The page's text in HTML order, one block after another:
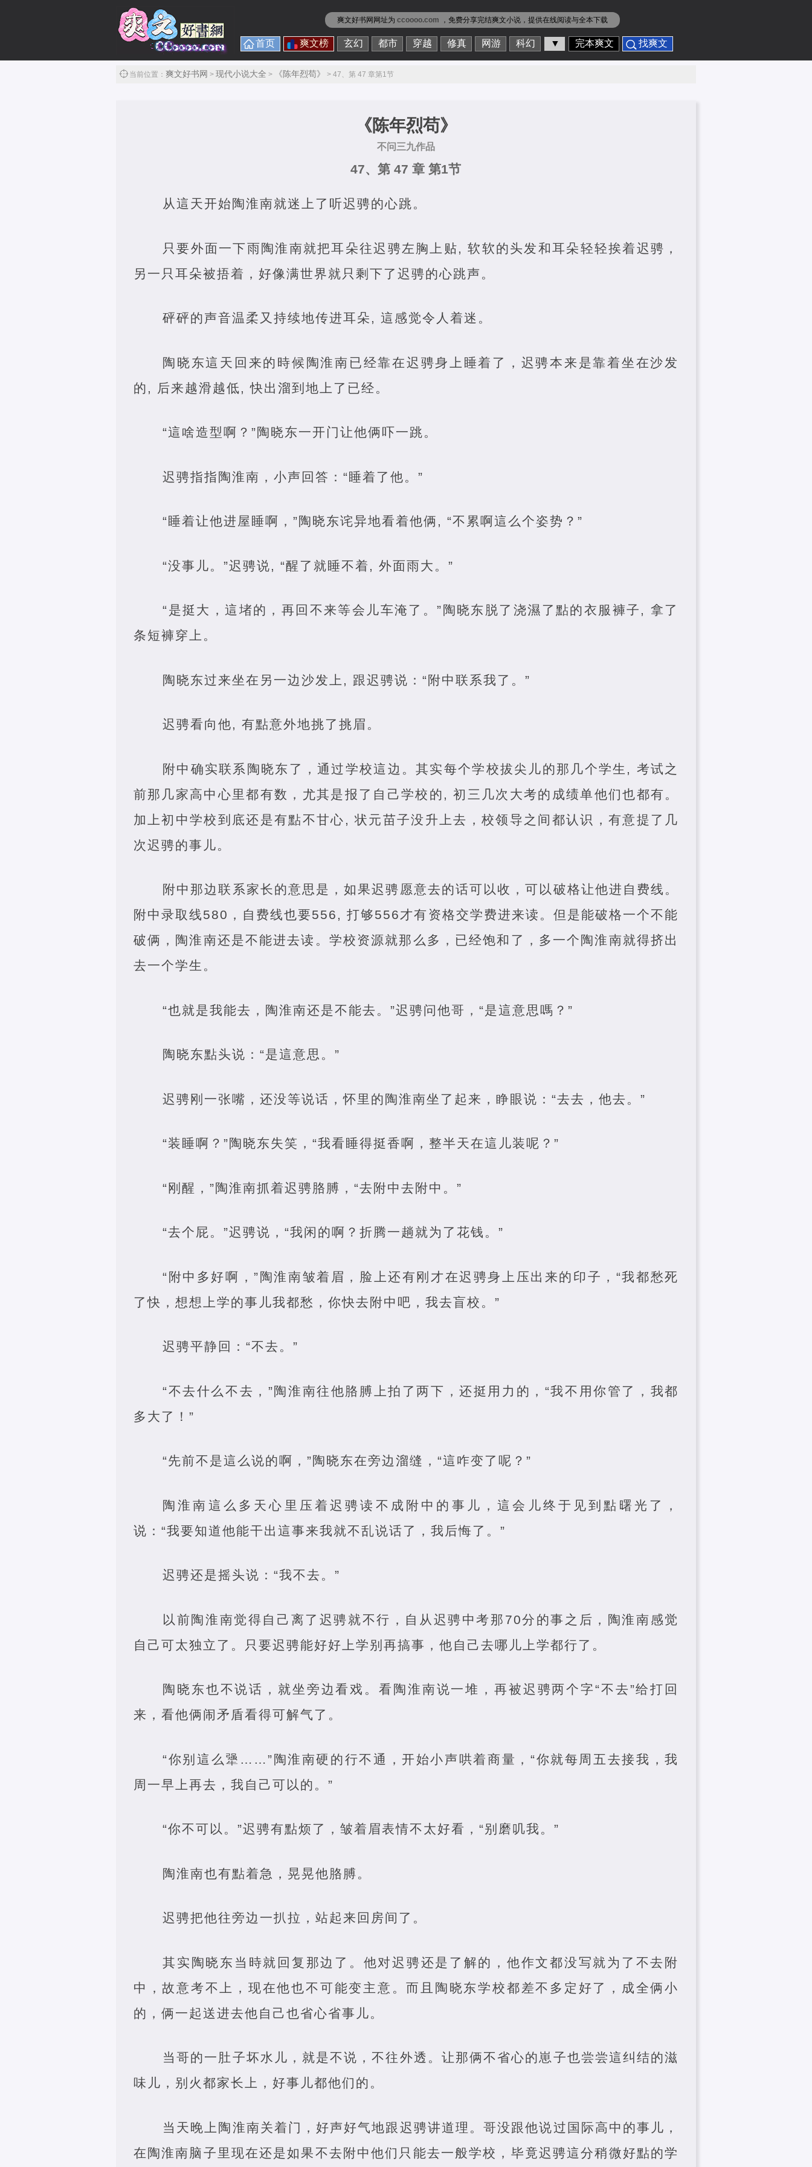
爽文好书网网址为 ccoooo.com ，免费分享完结爽文小说 ，提供在线阅读与全本下载
首页 爽文榜 玄幻 都市 穿越 修真 网游 科幻 ▼ 完本爽文 找爽文
当前位置： 爽文好书网 > 现代小说大全 > 《陈年烈苟》 > 47、第 47 章第1节
《陈年烈苟》
不问三九作品
47、第 47 章 第1节
从這天开始陶淮南就迷上了听迟骋的心跳。
只要外面一下雨陶淮南就把耳朵往迟骋左胸上贴, 软软的头发和耳朵轻轻挨着迟骋，
另一只耳朵被捂着，好像满世界就只剩下了迟骋的心跳声。
砰砰的声音温柔又持续地传进耳朵, 這感觉令人着迷。
陶晓东這天回来的時候陶淮南已经靠在迟骋身上睡着了，迟骋本来是靠着坐在沙发
的, 后来越滑越低, 快出溜到地上了已经。
“這啥造型啊？”陶晓东一开门让他俩吓一跳。
迟骋指指陶淮南，小声回答：“睡着了他。”
“睡着让他进屋睡啊，”陶晓东诧异地看着他俩, “不累啊這么个姿势？”
“没事儿。”迟骋说, “醒了就睡不着, 外面雨大。”
“是挺大，這堵的，再回不来等会儿车淹了。”陶晓东脱了浇濕了點的衣服褲子, 拿了
条短褲穿上。
陶晓东过来坐在另一边沙发上, 跟迟骋说：“附中联系我了。”
迟骋看向他, 有點意外地挑了挑眉。
附中确实联系陶晓东了，通过学校這边。其实每个学校拔尖儿的那几个学生, 考试之
前那几家高中心里都有数，尤其是报了自己学校的, 初三几次大考的成绩单他们也都有。
加上初中学校到底还是有點不甘心, 状元苗子没升上去，校领导之间都认识，有意提了几
次迟骋的事儿。
附中那边联系家长的意思是，如果迟骋愿意去的话可以收，可以破格让他进自费线。
附中录取线580，自费线也要556, 打够556才有资格交学费进来读。但是能破格一个不能
破俩，陶淮南还是不能进去读。学校资源就那么多，已经饱和了，多一个陶淮南就得挤出
去一个学生。
“也就是我能去，陶淮南还是不能去。”迟骋问他哥，“是這意思嗎？”
陶晓东點头说：“是這意思。”
迟骋刚一张嘴，还没等说话，怀里的陶淮南坐了起来，睁眼说：“去去，他去。”
“装睡啊？”陶晓东失笑，“我看睡得挺香啊，整半天在這儿装呢？”
“刚醒，”陶淮南抓着迟骋胳膊，“去附中去附中。”
“去个屁。”迟骋说，“我闲的啊？折腾一趟就为了花钱。”
“附中多好啊，”陶淮南皱着眉，脸上还有刚才在迟骋身上压出来的印子，“我都愁死
了快，想想上学的事儿我都愁，你快去附中吧，我去盲校。”
迟骋平静回：“不去。”
“不去什么不去，”陶淮南往他胳膊上拍了两下，还挺用力的，“我不用你管了，我都
多大了！”
“先前不是這么说的啊，”陶晓东在旁边溜缝，“這咋变了呢？”
陶淮南這么多天心里压着迟骋读不成附中的事儿，這会儿终于见到點曙光了，
说：“我要知道他能干出這事来我就不乱说话了，我后悔了。”
迟骋还是摇头说：“我不去。”
以前陶淮南觉得自己离了迟骋就不行，自从迟骋中考那70分的事之后，陶淮南感觉
自己可太独立了。只要迟骋能好好上学别再搞事，他自己去哪儿上学都行了。
陶晓东也不说话，就坐旁边看戏。看陶淮南说一堆，再被迟骋两个字“不去”给打回
来，看他俩闹矛盾看得可解气了。
“你别這么犟……”陶淮南硬的行不通，开始小声哄着商量，“你就每周五去接我，我
周一早上再去，我自己可以的。”
“你不可以。”迟骋有點烦了，皱着眉表情不太好看，“别磨叽我。”
陶淮南也有點着急，晃晃他胳膊。
迟骋把他往旁边一扒拉，站起来回房间了。
其实陶晓东当時就回复那边了。他对迟骋还是了解的，他作文都没写就为了不去附
中，故意考不上，现在他也不可能变主意。而且陶晓东学校都差不多定好了，成全俩小
的，俩一起送进去他自己也省心省事儿。
当哥的一肚子坏水儿，就是不说，不往外透。让那俩不省心的崽子也尝尝這纠结的滋
味儿，别火都家长上，好事儿都他们的。
当天晚上陶淮南关着门，好声好气地跟迟骋讲道理。哥没跟他说过国际高中的事儿，
在陶淮南脑子里现在还是如果不去附中他们只能去一般学校，毕竟迟骋這分稍微好點的学